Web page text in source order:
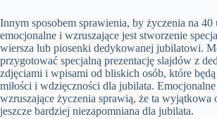
Innym sposobem sprawienia, by życzenia na 40
emocjonalne i wzruszające jest stworzenie
wiersza lub piosenki dedykowanej jubilatowi.
przygotować specjalną prezentację slajdów z
zdjęciami i wpisami od bliskich osób, które
miłości i wdzięczności dla jubilata.
wzruszające życzenia sprawią, że ta wyjątkowa
jeszcze bardziej niezapomniana dla jubilata.